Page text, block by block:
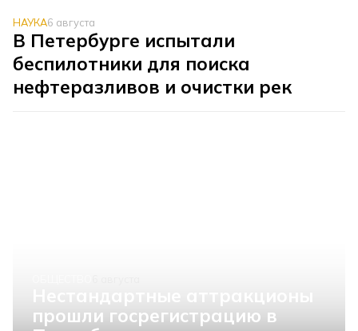
НАУКА6 августа
В Петербурге испытали
беспилотники для поиска
нефтеразливов и очистки рек
прошли госрегистрацию в